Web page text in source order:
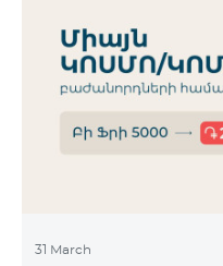
31 March